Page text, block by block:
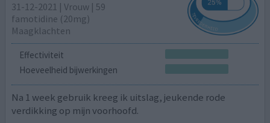
31-12-2021 | Vrouw | 59
famotidine (20mg)
Maagklachten
Effectiviteit
Hoeveelheid bijwerkingen
Na 1 week gebruik kreeg ik uitslag, jeukende rode
verdikking op mijn voorhoofd.